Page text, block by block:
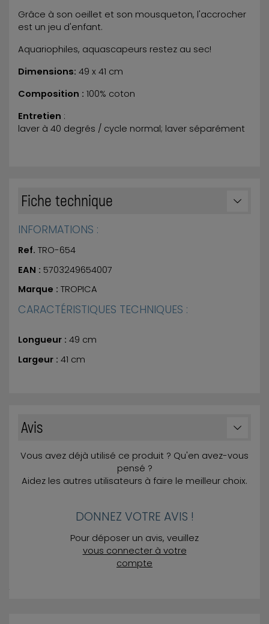
Grâce à son oeillet et son mousqueton, l'accrocher
est un jeu d'enfant.
Aquariophiles, aquascapeurs restez au sec!
Dimensions: 49 x 41 cm
Composition : 100% coton
Entretien :
laver à 40 degrés / cycle normal; laver séparément
Fiche technique
INFORMATIONS :
Ref. TRO-654
EAN : 5703249654007
Marque : TROPICA
CARACTÉRISTIQUES TECHNIQUES :
Longueur : 49 cm
Largeur : 41 cm
Avis
Vous avez déjà utilisé ce produit ? Qu'en avez-vous
pensé ?
Aidez les autres utilisateurs à faire le meilleur choix.
DONNEZ VOTRE AVIS !
Pour déposer un avis, veuillez
vous connecter à votre
compte